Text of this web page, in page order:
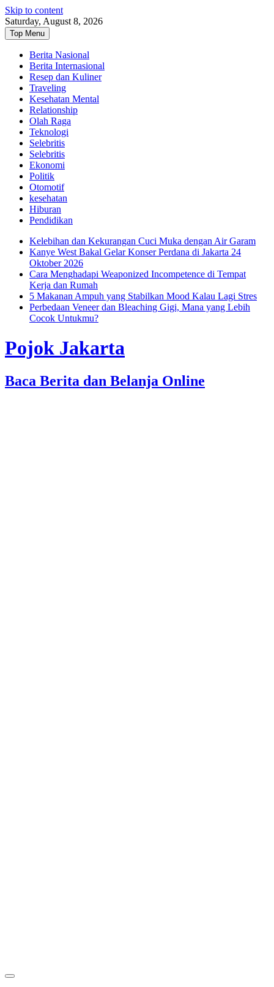
Skip to content
Saturday, August 8, 2026
Top Menu
Berita Nasional
Berita Internasional
Resep dan Kuliner
Traveling
Kesehatan Mental
Relationship
Olah Raga
Teknologi
Selebritis
Selebritis
Ekonomi
Politik
Otomotif
kesehatan
Hiburan
Pendidikan
Kelebihan dan Kekurangan Cuci Muka dengan Air Garam
Kanye West Bakal Gelar Konser Perdana di Jakarta 24
Oktober 2026
Cara Menghadapi Weaponized Incompetence di Tempat
Kerja dan Rumah
5 Makanan Ampuh yang Stabilkan Mood Kalau Lagi Stres
Perbedaan Veneer dan Bleaching Gigi, Mana yang Lebih
Cocok Untukmu?
Pojok Jakarta
Baca Berita dan Belanja Online